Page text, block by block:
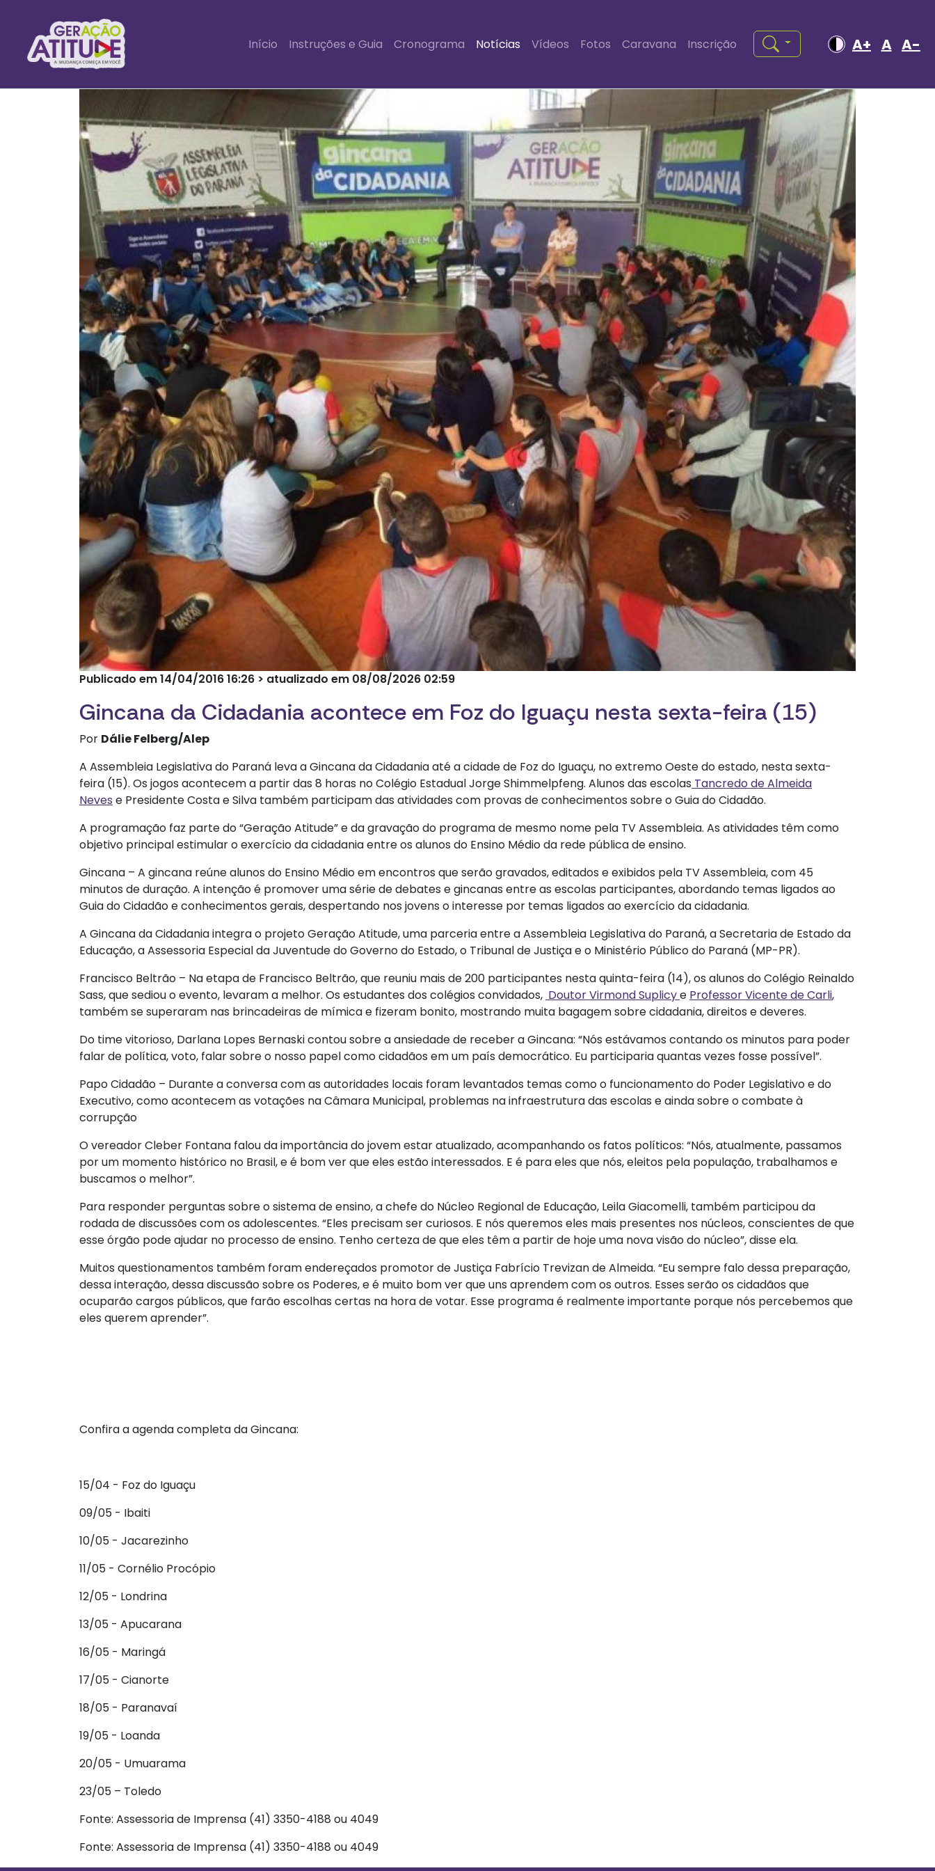
Início Instruções e Guia Cronograma Notícias Vídeos Fotos Caravana Inscrição A+ A A-
Publicado em 14/04/2016 16:26 > atualizado em 08/08/2026 02:59
Gincana da Cidadania acontece em Foz do Iguaçu nesta sexta-feira (15)
Por Dálie Felberg/Alep
A Assembleia Legislativa do Paraná leva a Gincana da Cidadania até a cidade de Foz do Iguaçu, no extremo Oeste do estado, nesta sexta-
feira (15). Os jogos acontecem a partir das 8 horas no Colégio Estadual Jorge Shimmelpfeng. Alunos das escolas Tancredo de Almeida
Neves e Presidente Costa e Silva também participam das atividades com provas de conhecimentos sobre o Guia do Cidadão.
A programação faz parte do “Geração Atitude” e da gravação do programa de mesmo nome pela TV Assembleia. As atividades têm como
objetivo principal estimular o exercício da cidadania entre os alunos do Ensino Médio da rede pública de ensino.
Gincana – A gincana reúne alunos do Ensino Médio em encontros que serão gravados, editados e exibidos pela TV Assembleia, com 45
minutos de duração. A intenção é promover uma série de debates e gincanas entre as escolas participantes, abordando temas ligados ao
Guia do Cidadão e conhecimentos gerais, despertando nos jovens o interesse por temas ligados ao exercício da cidadania.
A Gincana da Cidadania integra o projeto Geração Atitude, uma parceria entre a Assembleia Legislativa do Paraná, a Secretaria de Estado da
Educação, a Assessoria Especial da Juventude do Governo do Estado, o Tribunal de Justiça e o Ministério Público do Paraná (MP-PR).
Francisco Beltrão – Na etapa de Francisco Beltrão, que reuniu mais de 200 participantes nesta quinta-feira (14), os alunos do Colégio Reinaldo
Sass, que sediou o evento, levaram a melhor. Os estudantes dos colégios convidados, Doutor Virmond Suplicye Professor Vicente de Carli,
também se superaram nas brincadeiras de mímica e fizeram bonito, mostrando muita bagagem sobre cidadania, direitos e deveres.
Do time vitorioso, Darlana Lopes Bernaski contou sobre a ansiedade de receber a Gincana: “Nós estávamos contando os minutos para poder
falar de política, voto, falar sobre o nosso papel como cidadãos em um país democrático. Eu participaria quantas vezes fosse possível”.
Papo Cidadão – Durante a conversa com as autoridades locais foram levantados temas como o funcionamento do Poder Legislativo e do
Executivo, como acontecem as votações na Câmara Municipal, problemas na infraestrutura das escolas e ainda sobre o combate à
corrupção
O vereador Cleber Fontana falou da importância do jovem estar atualizado, acompanhando os fatos políticos: “Nós, atualmente, passamos
por um momento histórico no Brasil, e é bom ver que eles estão interessados. E é para eles que nós, eleitos pela população, trabalhamos e
buscamos o melhor”.
Para responder perguntas sobre o sistema de ensino, a chefe do Núcleo Regional de Educação, Leila Giacomelli, também participou da
rodada de discussões com os adolescentes. “Eles precisam ser curiosos. E nós queremos eles mais presentes nos núcleos, conscientes de que
esse órgão pode ajudar no processo de ensino. Tenho certeza de que eles têm a partir de hoje uma nova visão do núcleo”, disse ela.
Muitos questionamentos também foram endereçados promotor de Justiça Fabrício Trevizan de Almeida. “Eu sempre falo dessa preparação,
dessa interação, dessa discussão sobre os Poderes, e é muito bom ver que uns aprendem com os outros. Esses serão os cidadãos que
ocuparão cargos públicos, que farão escolhas certas na hora de votar. Esse programa é realmente importante porque nós percebemos que
eles querem aprender”.
Confira a agenda completa da Gincana:
15/04 - Foz do Iguaçu
09/05 - Ibaiti
10/05 - Jacarezinho
11/05 - Cornélio Procópio
12/05 - Londrina
13/05 - Apucarana
16/05 - Maringá
17/05 - Cianorte
18/05 - Paranavaí
19/05 - Loanda
20/05 - Umuarama
23/05 – Toledo
Fonte: Assessoria de Imprensa (41) 3350-4188 ou 4049
Fonte: Assessoria de Imprensa (41) 3350-4188 ou 4049